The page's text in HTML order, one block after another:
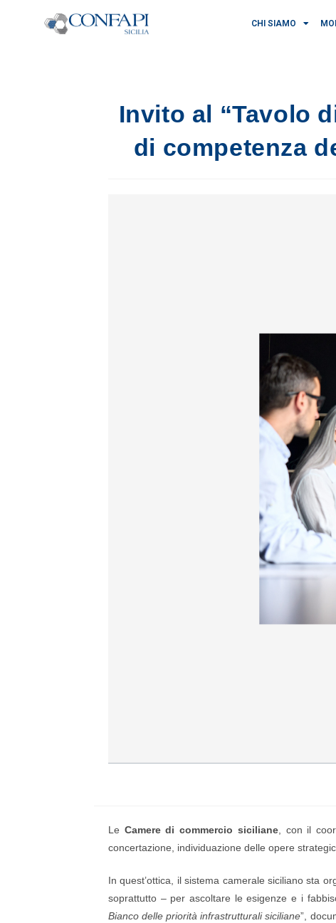
CHI SIAMO
Invito al “Tavolo
di competenza
Le Camere di commercio siciliane, con il
concertazione, individuazione delle opere
In quest’ottica, il sistema camerale siciliano sta
soprattutto – per ascoltare le esigenze e i
Bianco delle priorità infrastrutturali siciliane”,